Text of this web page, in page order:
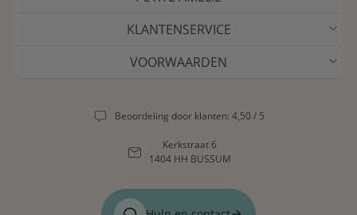
KLANTENSERVICE
VOORWAARDEN
Beoordeling door klanten: 4,50 / 5
Kerkstraat 6
1404 HH BUSSUM